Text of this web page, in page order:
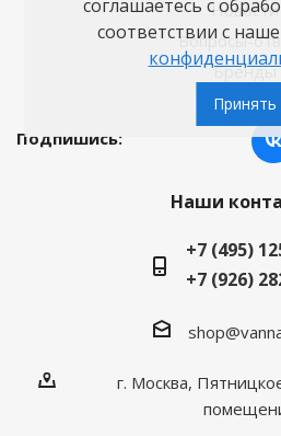
Новости
Вопросы-
Бренды
Подпишись:
Наши
+7 (495)
+7 (926)
г. Москва,
соглашаетесь с
соответствии с
Принять